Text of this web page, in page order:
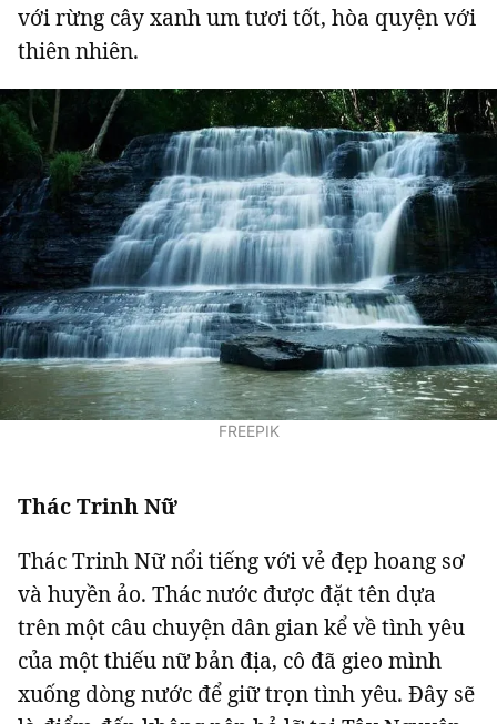
với rừng cây xanh um tươi tốt, hòa quyện với
thiên nhiên.
FREEPIK
Thác Trinh Nữ
Thác Trinh Nữ nổi tiếng với vẻ đẹp hoang sơ
và huyền ảo. Thác nước được đặt tên dựa
trên một câu chuyện dân gian kể về tình yêu
của một thiếu nữ bản địa, cô đã gieo mình
xuống dòng nước để giữ trọn tình yêu. Đây sẽ